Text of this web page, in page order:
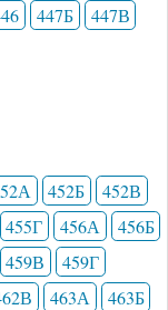
447Б
447В
452Б
452В
455Г 456А
456Б
459В
459Г
463А
463Б